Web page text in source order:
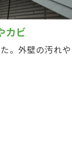
カビ
外壁の汚れ